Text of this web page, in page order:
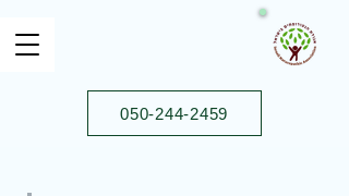
050-244-2459⁩